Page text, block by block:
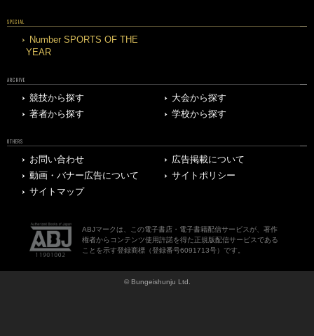
SPECIAL
Number SPORTS OF THE
YEAR
ARCHIVE
競技から探す
大会から探す
著者から探す
学校から探す
OTHERS
お問い合わせ
広告掲載について
動画・バナー広告について
サイトポリシー
サイトマップ
ABJマークは、この電子書店・電子書籍配信サービスが、著作
権者からコンテンツ使用許諾を得た正規版配信サービスである
ことを示す登録商標（登録番号6091713号）です。
© Bungeishunju Ltd.